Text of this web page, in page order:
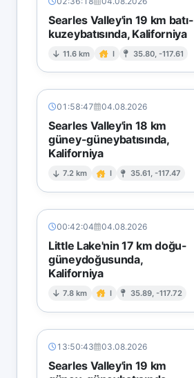
Searles Valley'in 19 km batı-
kuzeybatısında, Kaliforniya
11.6 km I 35.80, -117.61
01:58:47 04.08.2026
Searles Valley'in 18 km
güney-güneybatısında,
Kaliforniya
7.2 km I 35.61, -117.47
00:42:04 04.08.2026
Little Lake'nin 17 km doğu-
güneydoğusunda,
Kaliforniya
7.8 km I 35.89, -117.72
13:50:43 03.08.2026
Searles Valley'in 19 km